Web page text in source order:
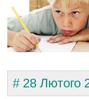
# 28 Лютого